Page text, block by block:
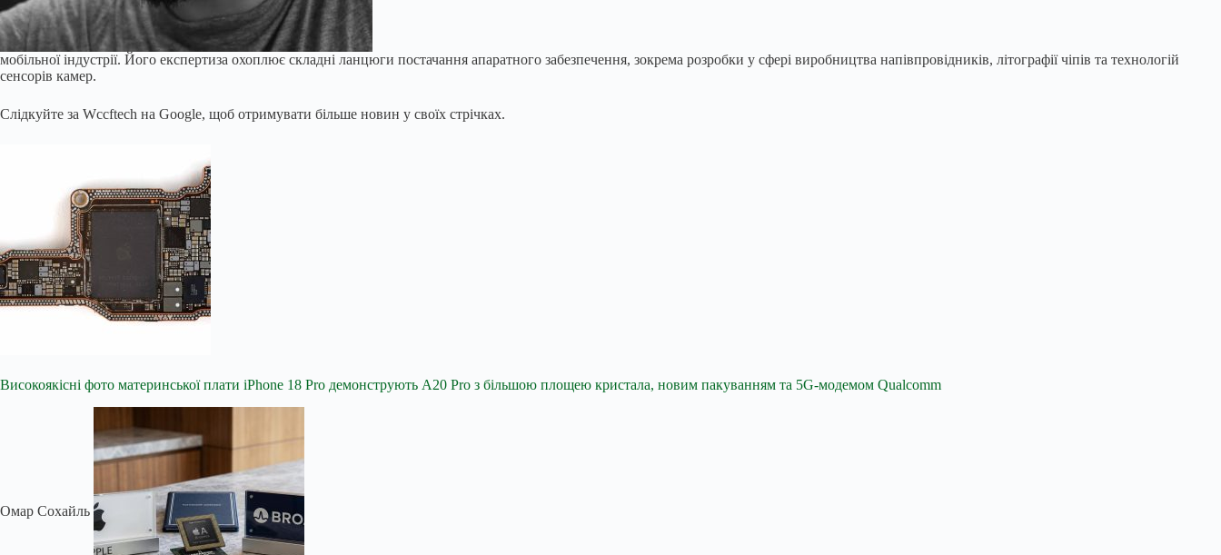
мобільної індустрії. Його експертиза охоплює складні ланцюги постачання апаратного забезпечення, зокрема розробки у сфері виробництва напівпровідників, літографії чіпів та технологій
сенсорів камер.
Слідкуйте за Wccftech на Google, щоб отримувати більше новин у своїх стрічках.
Високоякісні фото материнської плати iPhone 18 Pro демонструють A20 Pro з більшою площею кристала, новим пакуванням та 5G-модемом Qualcomm
Омар Сохайль